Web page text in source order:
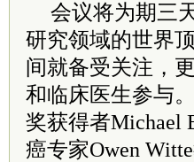
会议将为期三
研究领域的世界
间就备受关注，
和临床医生参与
奖获得者Michael
癌专家Owen